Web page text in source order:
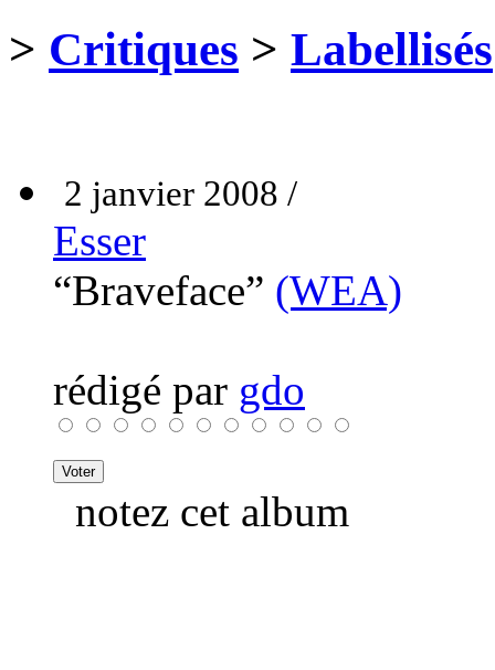
> Critiques > Labellisés
2 janvier 2008 /
Esser
“Braveface” (WEA)
rédigé par gdo
notez cet album